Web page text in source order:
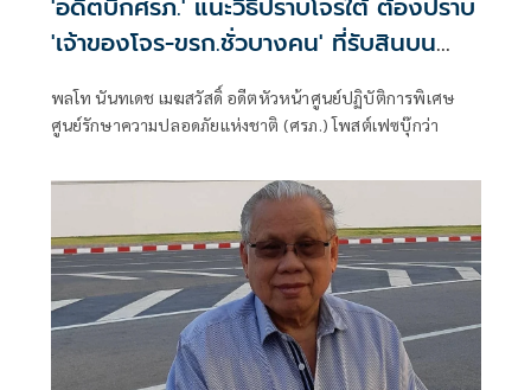
'อดีตบิ๊กศรภ.' แนะวิธีปราบโจรใต้ ต้องปราบ
'เจ้าของโจร-ขรก.ชั่วบางคน' ที่รับสินบน
พลโท นันทเดช เมฆสวัสดิ์ อดีตหัวหน้าศูนย์ปฏิบัติการพิเศษ
ศูนย์รักษาความปลอดภัยแห่งชาติ (ศรภ.) โพสต์เฟซบุ๊กว่า